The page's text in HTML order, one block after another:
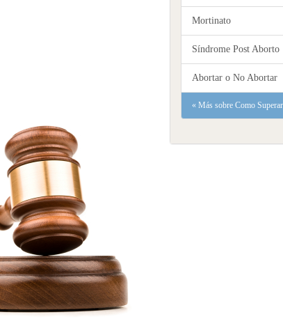
Mortinato
Síndrome Post Aborto
Abortar o No Abortar
« Más sobre Como